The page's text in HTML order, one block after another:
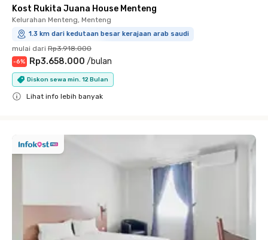
Kost Rukita Juana House Menteng
Kelurahan Menteng, Menteng
1.3 km dari kedutaan besar kerajaan arab saudi
mulai dari Rp3.918.000
-6% Rp3.658.000 /bulan
Diskon sewa min. 12 Bulan
Lihat info lebih banyak